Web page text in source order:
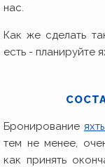
нас.
Как же сделать
есть - планируйте
Бронирование
тем не менее,
как принять